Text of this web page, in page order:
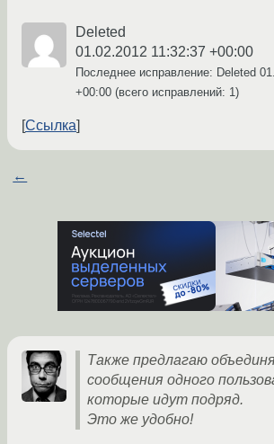
Deleted
01.02.2012 11:32:37 +00:00
Последнее исправление: Deleted
+00:00 (всего исправлений: 1)
Ссылка
←
Также предлагаю
сообщения одного
которые идут подряд.
Это же удобно!